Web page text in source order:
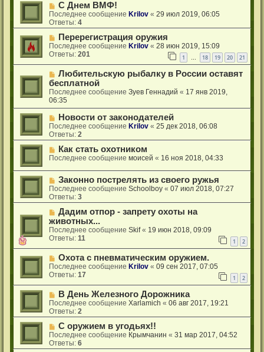
С Днем ВМФ!
Последнее сообщение Krilov «29 июл 2019, 06:05
Ответы:4
Перерегистрация оружия
Последнее сообщение Krilov «28 июн 2019, 15:09
Ответы:201 1 … 18 19 20 21
Любительскую рыбалку в России оставят
бесплатной
Последнее сообщениеЗуев Геннадий « 17 янв 2019,
06:35
Новости от законодателей
Последнее сообщение Krilov «25 дек 2018, 06:08
Ответы:2
Как стать охотником
Последнее сообщениемоисей « 16 ноя 2018, 04:33
Законно пострелять из своего ружья
Последнее сообщениеSchoolboy «07 июл 2018, 07:27
Ответы:3
Дадим отпор - запрету охоты на
животных...
Последнее сообщениеSkif« 19 июн 2018, 09:09
Ответы:11 1 2
Охота с пневматическим оружием.
Последнее сообщение Krilov «09 сен 2017, 07:05
Ответы:17 1 2
В День Железного Дорожника
Последнее сообщениеXarlamich «06 авг 2017, 19:21
Ответы:2
С оружием в угодьях!!
Последнее сообщение Крымчанин «31 мар 2017, 04:52
Ответы:6